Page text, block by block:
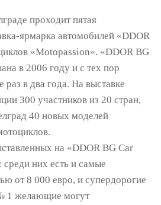
проходит пятая
ярмарка автомобилей «DDOR
«Motopassion». «DDOR BG
в 2006 году и с тех пор
раз в два года. На выставке
300 участников из 20 стран,
40 новых моделей
на «DDOR BG Car
них есть и самые
от 8 000 евро, и супердорогие
1 желающие могут